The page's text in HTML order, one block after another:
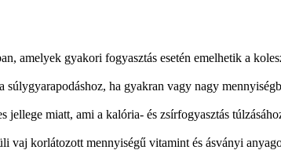
amelyek gyakori fogyasztás esetén emelhetik a
súlygyarapodáshoz, ha gyakran vagy nagy
jellege miatt, ami a kalória- és zsírfogyasztás
vaj korlátozott mennyiségű vitamint és ásványi